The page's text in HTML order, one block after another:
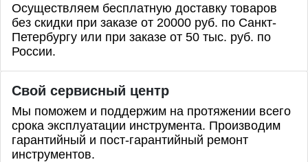
Осуществляем бесплатную доставку товаров
без скидки при заказе от 20000 руб. по Санкт-
Петербургу или при заказе от 50 тыс. руб. по
России.
Свой сервисный центр
Мы поможем и поддержим на протяжении всего
срока эксплуатации инструмента. Производим
гарантийный и пост-гарантийный ремонт
инструментов.